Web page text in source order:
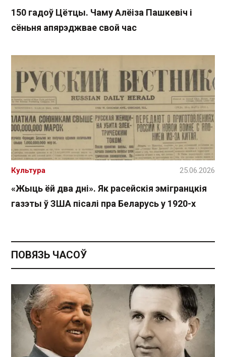
150 гадоў Цётцы. Чаму Алёіза Пашкевіч і
сёньня апярэджвае свой час
«Жыць ёй два дні». Як расейскія эмігранцкія
газэты ў ЗША пісалі пра Беларусь у 1920-х
Культура 25.06.2026
ПОВЯЗЬ ЧАСОЎ